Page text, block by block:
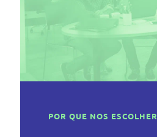
POR QUE NOS ESCOLHER